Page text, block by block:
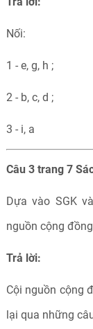
Nối:
1 - e, g, h ;
2 - b, c, d ;
3 - i, a
Câu 3 trang 7
Dựa vào SGK
nguồn cộng
Trả lời:
Cội nguồn cộng
lại qua những